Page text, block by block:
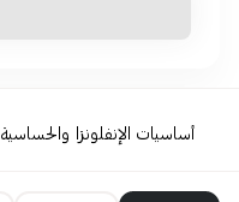
أساسيات الإنفلونزا والحساسية